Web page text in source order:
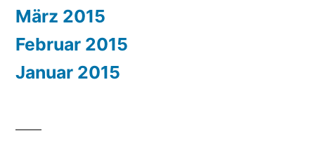
März 2015
Februar 2015
Januar 2015